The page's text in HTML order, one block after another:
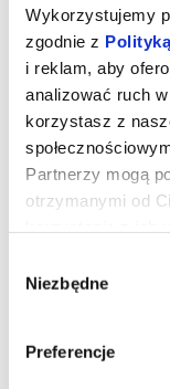
Wykorzystujemy
zgodnie z
i reklam, aby
analizować ruch
korzystasz z
Partnerzy mogą
otrzymanymi od
zgody
Niezbędne
Preferencje
DIABEŁ
NAPISY
kinowa znajduje się
Miranda Priestly